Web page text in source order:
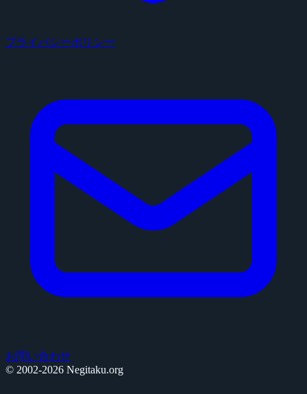
プライバシーポリシー
お問い合わせ
© 2002-2026 Negitaku.org